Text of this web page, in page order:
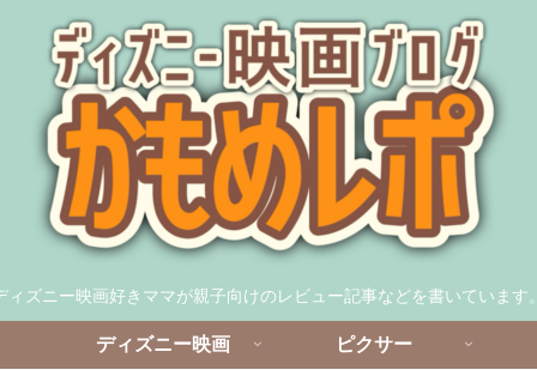
ィズニー映画好きママが親子向けのレビュー記事などを書いています。
ディズニー映画 ピクサー